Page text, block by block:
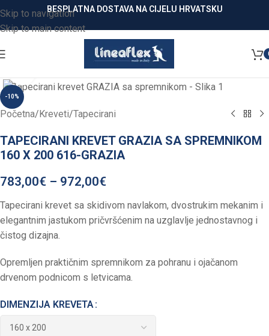
Skip to navigation
Skip to main content
BESPLATNA DOSTAVA NA CIJELU HRVATSKU
-10%
Click to enlarge
Početna/ Kreveti/Tapecirani
TAPECIRANI KREVET GRAZIA SA SPREMNIKOM
160 X 200 616-GRAZIA
783,00€ – 972,00€
Tapecirani krevet sa skidivom navlakom, dvostrukim mekanim i
elegantnim jastukom pričvršćenim na uzglavlje jednostavnog i
čistog dizajna.
Opremljen praktičnim spremnikom za pohranu i ojačanom
drvenom podnicom s letvicama.
DIMENZIJA KREVETA